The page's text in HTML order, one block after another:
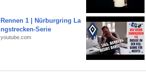
Rennen 1 | Nürburgring La
ngstrecken-Serie
youtube.com